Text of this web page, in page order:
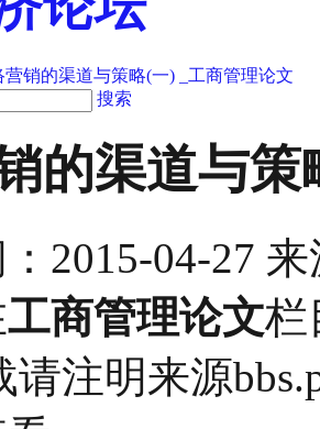
营销的渠道与策略(一) _工商管理论文
搜索
的渠道与
2015-04-27 来
工商管理论文栏
请注明来源